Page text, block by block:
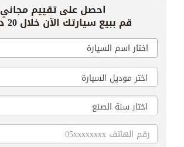
احصل على تقييم مجاني
قم ببيع سيارتك الآن خلال 20 دقيقة!
اختار اسم السيارة